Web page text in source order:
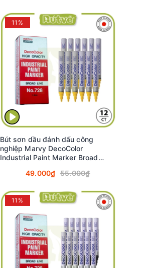
11%
Bút sơn dầu đánh dấu công
nghiệp Marvy DecoColor
Industrial Paint Marker Broad
49.000₫ 55.000₫
11%